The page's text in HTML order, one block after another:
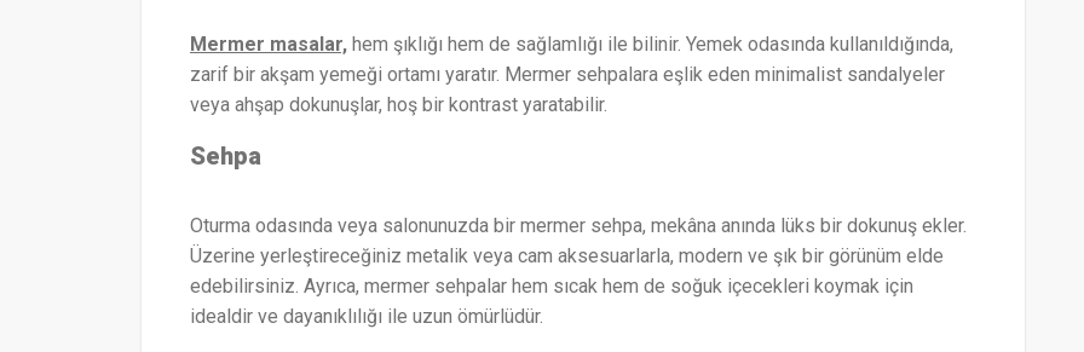
Mermer masalar, hem şıklığı hem de sağlamlığı ile bilinir. Yemek odasında kullanıldığında,
zarif bir akşam yemeği ortamı yaratır. Mermer sehpalara eşlik eden minimalist sandalyeler
veya ahşap dokunuşlar, hoş bir kontrast yaratabilir.
Sehpa
Oturma odasında veya salonunuzda bir mermer sehpa, mekâna anında lüks bir dokunuş ekler.
Üzerine yerleştireceğiniz metalik veya cam aksesuarlarla, modern ve şık bir görünüm elde
edebilirsiniz. Ayrıca, mermer sehpalar hem sıcak hem de soğuk içecekleri koymak için
idealdir ve dayanıklılığı ile uzun ömürlüdür.